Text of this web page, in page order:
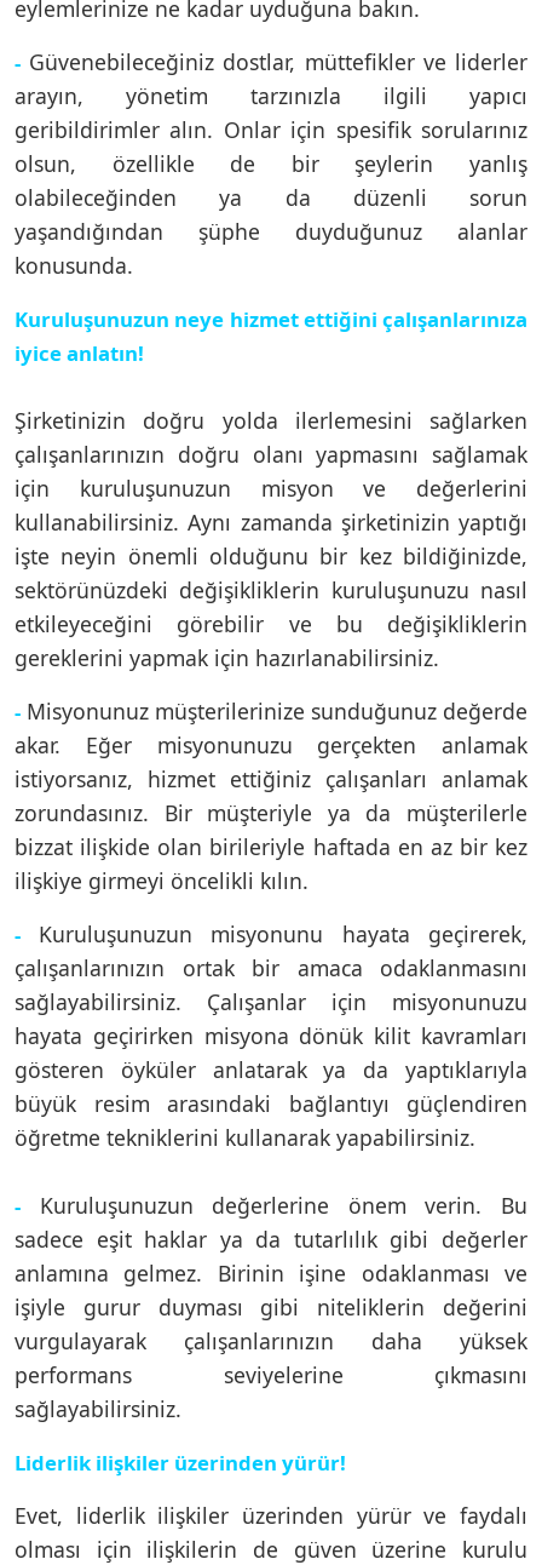
eylemlerinize ne kadar uyduğuna bakın.
- Güvenebileceğiniz dostlar, müttefikler ve liderler
arayın, yönetim tarzınızla ilgili yapıcı
geribildirimler alın. Onlar için spesifik sorularınız
olsun, özellikle de bir şeylerin yanlış
olabileceğinden ya da düzenli sorun
yaşandığından şüphe duyduğunuz alanlar
konusunda.
Kuruluşunuzun neye hizmet ettiğini çalışanlarınıza
iyice anlatın!
Şirketinizin doğru yolda ilerlemesini sağlarken
çalışanlarınızın doğru olanı yapmasını sağlamak
için kuruluşunuzun misyon ve değerlerini
kullanabilirsiniz. Aynı zamanda şirketinizin yaptığı
işte neyin önemli olduğunu bir kez bildiğinizde,
sektörünüzdeki değişikliklerin kuruluşunuzu nasıl
etkileyeceğini görebilir ve bu değişikliklerin
gereklerini yapmak için hazırlanabilirsiniz.
- Misyonunuz müşterilerinize sunduğunuz değerde
akar. Eğer misyonunuzu gerçekten anlamak
istiyorsanız, hizmet ettiğiniz çalışanları anlamak
zorundasınız. Bir müşteriyle ya da müşterilerle
bizzat ilişkide olan birileriyle haftada en az bir kez
ilişkiye girmeyi öncelikli kılın.
- Kuruluşunuzun misyonunu hayata geçirerek,
çalışanlarınızın ortak bir amaca odaklanmasını
sağlayabilirsiniz. Çalışanlar için misyonunuzu
hayata geçirirken misyona dönük kilit kavramları
gösteren öyküler anlatarak ya da yaptıklarıyla
büyük resim arasındaki bağlantıyı güçlendiren
öğretme tekniklerini kullanarak yapabilirsiniz.
- Kuruluşunuzun değerlerine önem verin. Bu
sadece eşit haklar ya da tutarlılık gibi değerler
anlamına gelmez. Birinin işine odaklanması ve
işiyle gurur duyması gibi niteliklerin değerini
vurgulayarak çalışanlarınızın daha yüksek
performans seviyelerine çıkmasını
sağlayabilirsiniz.
Liderlik ilişkiler üzerinden yürür!
Evet, liderlik ilişkiler üzerinden yürür ve faydalı
olması için ilişkilerin de güven üzerine kurulu